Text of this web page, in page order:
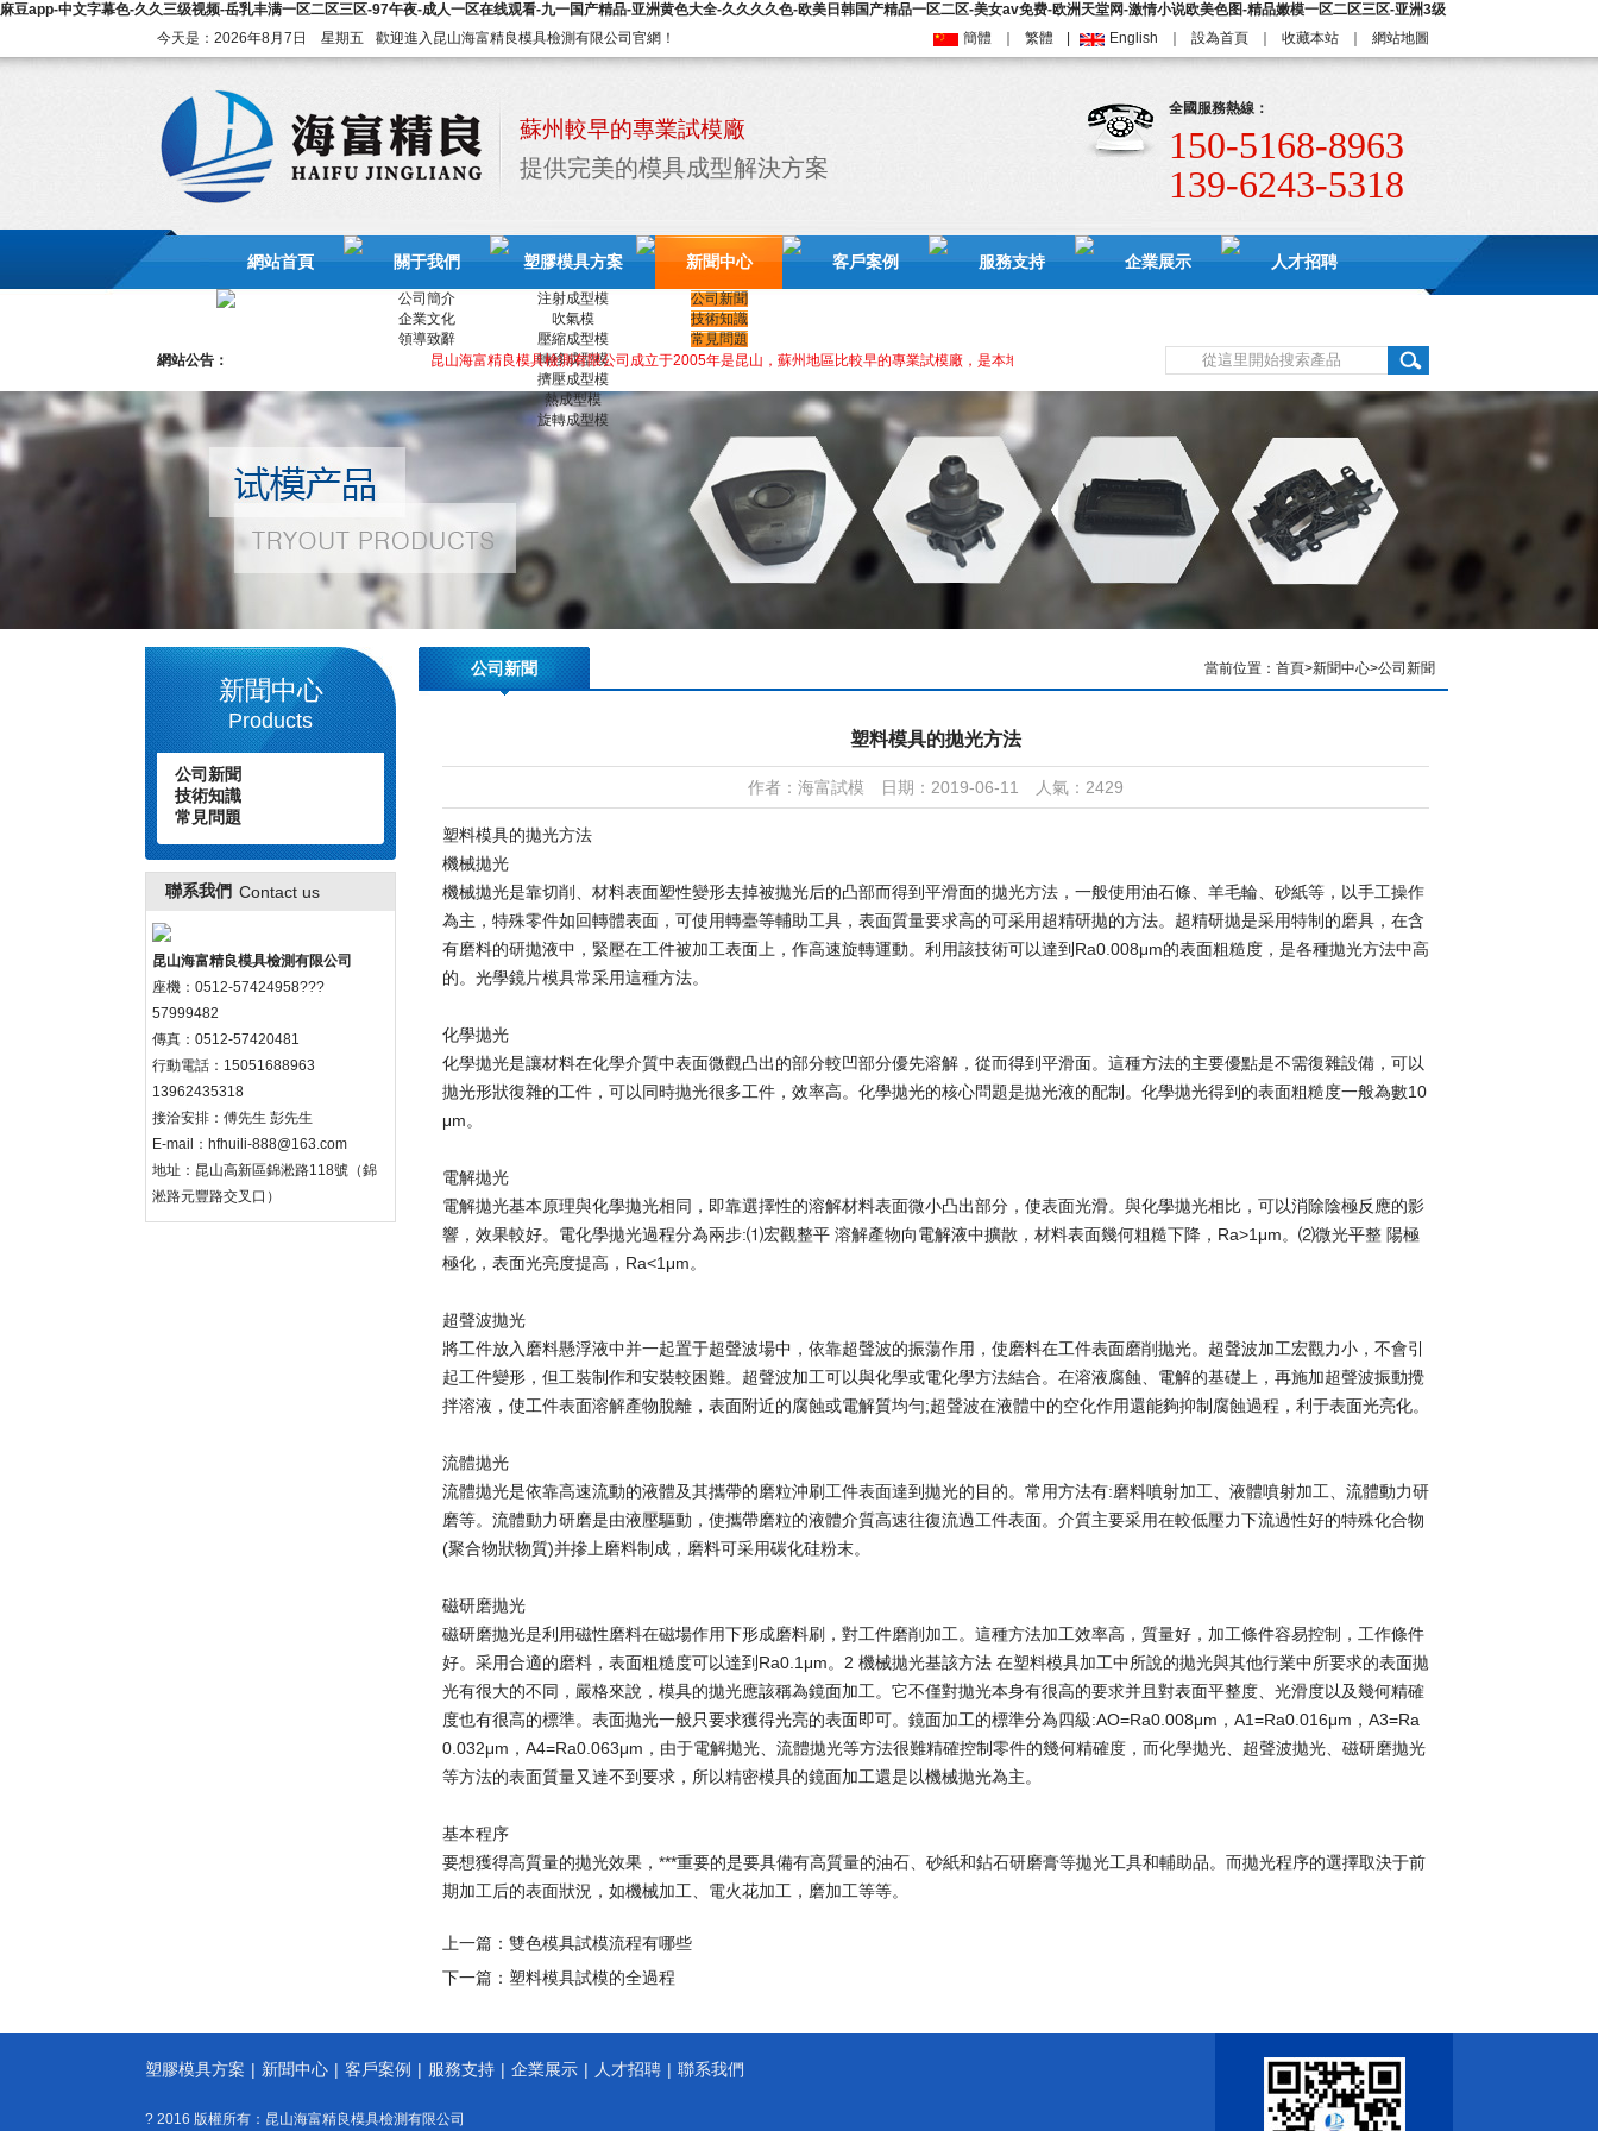
麻豆app-中文字幕色-久久三级视频-岳乳丰满一区二区三区-97午夜-成人一区在线观看-九一国产精品-亚洲黄色大全-久久久久色-欧美日韩国产精品一区二区-美女av免费-欧洲天堂网-激情小说欧美色图-精品嫩模一区二区三区-亚洲3级
今天是：2026年8月7日 星期五
歡迎進入昆山海富精良模具檢測有限公司官網！ 簡體 繁體 English 設為首頁 收藏本站 網站地圖
蘇州較早的專業試模廠
提供完美的模具成型解決方案
全國服務熱線：
150-5168-8963
139-6243-5318
網站首頁 關于我們
公司簡介
企業文化
領導致辭
塑膠模具方案
注射成型模
吹氣模
壓縮成型模
轉移成型模
擠壓成型模
熱成型模
旋轉成型模
新聞中心
公司新聞
技術知識
常見問題
客戶案例 服務支持 企業展示 人才招聘
網站公告： 昆山海富精良模具檢測有限公司成立于2005年是昆山，蘇州地區比較早的專業試模廠，是本地區行業的優秀試模服務商。公司目前擁有80-1600噸海天機15臺，擁有相關技術人員30
新聞中心
Products
公司新聞
技術知識
常見問題
聯系我們 Contact us
昆山海富精良模具檢測有限公司
座機：0512-57424958???
57999482
傳真：0512-57420481
行動電話：15051688963
13962435318
接洽安排：傅先生 彭先生
E-mail：hfhuili-888@163.com
地址：昆山高新區錦淞路118號（錦
淞路元豐路交叉口）
公司新聞 當前位置： 首頁>新聞中心>公司新聞
塑料模具的拋光方法
作者：海富試模 日期：2019-06-11 人氣：2429
塑料模具的拋光方法
機械拋光
機械拋光是靠切削、材料表面塑性變形去掉被拋光后的凸部而得到平滑面的拋光方法，一般使用油石條、羊毛輪、砂紙等，以手工操作
為主，特殊零件如回轉體表面，可使用轉臺等輔助工具，表面質量要求高的可采用超精研拋的方法。超精研拋是采用特制的磨具，在含
有磨料的研拋液中，緊壓在工件被加工表面上，作高速旋轉運動。利用該技術可以達到Ra0.008μm的表面粗糙度，是各種拋光方法中高
的。光學鏡片模具常采用這種方法。
化學拋光
化學拋光是讓材料在化學介質中表面微觀凸出的部分較凹部分優先溶解，從而得到平滑面。這種方法的主要優點是不需復雜設備，可以
拋光形狀復雜的工件，可以同時拋光很多工件，效率高。化學拋光的核心問題是拋光液的配制。化學拋光得到的表面粗糙度一般為數10
μm。
電解拋光
電解拋光基本原理與化學拋光相同，即靠選擇性的溶解材料表面微小凸出部分，使表面光滑。與化學拋光相比，可以消除陰極反應的影
響，效果較好。電化學拋光過程分為兩步:⑴宏觀整平 溶解產物向電解液中擴散，材料表面幾何粗糙下降，Ra>1μm。⑵微光平整 陽極
極化，表面光亮度提高，Ra<1μm。
超聲波拋光
將工件放入磨料懸浮液中并一起置于超聲波場中，依靠超聲波的振蕩作用，使磨料在工件表面磨削拋光。超聲波加工宏觀力小，不會引
起工件變形，但工裝制作和安裝較困難。超聲波加工可以與化學或電化學方法結合。在溶液腐蝕、電解的基礎上，再施加超聲波振動攪
拌溶液，使工件表面溶解產物脫離，表面附近的腐蝕或電解質均勻;超聲波在液體中的空化作用還能夠抑制腐蝕過程，利于表面光亮化。
流體拋光
流體拋光是依靠高速流動的液體及其攜帶的磨粒沖刷工件表面達到拋光的目的。常用方法有:磨料噴射加工、液體噴射加工、流體動力研
磨等。流體動力研磨是由液壓驅動，使攜帶磨粒的液體介質高速往復流過工件表面。介質主要采用在較低壓力下流過性好的特殊化合物
(聚合物狀物質)并摻上磨料制成，磨料可采用碳化硅粉末。
磁研磨拋光
磁研磨拋光是利用磁性磨料在磁場作用下形成磨料刷，對工件磨削加工。這種方法加工效率高，質量好，加工條件容易控制，工作條件
好。采用合適的磨料，表面粗糙度可以達到Ra0.1μm。2 機械拋光基該方法 在塑料模具加工中所說的拋光與其他行業中所要求的表面拋
光有很大的不同，嚴格來說，模具的拋光應該稱為鏡面加工。它不僅對拋光本身有很高的要求并且對表面平整度、光滑度以及幾何精確
度也有很高的標準。表面拋光一般只要求獲得光亮的表面即可。鏡面加工的標準分為四級:AO=Ra0.008μm，A1=Ra0.016μm，A3=Ra
0.032μm，A4=Ra0.063μm，由于電解拋光、流體拋光等方法很難精確控制零件的幾何精確度，而化學拋光、超聲波拋光、磁研磨拋光
等方法的表面質量又達不到要求，所以精密模具的鏡面加工還是以機械拋光為主。
基本程序
要想獲得高質量的拋光效果，***重要的是要具備有高質量的油石、砂紙和鉆石研磨膏等拋光工具和輔助品。而拋光程序的選擇取決于前
期加工后的表面狀況，如機械加工、電火花加工，磨加工等等。
上一篇： 雙色模具試模流程有哪些
下一篇： 塑料模具試模的全過程
塑膠模具方案 | 新聞中心 | 客戶案例 | 服務支持 | 企業展示 | 人才招聘 | 聯系我們
? 2016 版權所有：昆山海富精良模具檢測有限公司